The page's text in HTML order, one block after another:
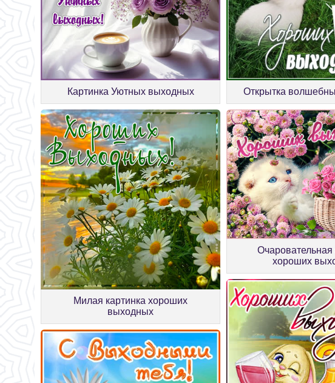
Картинка Уютных выходных Открытка
Милая картинка хороших
выходных
Очаровательная
хороших